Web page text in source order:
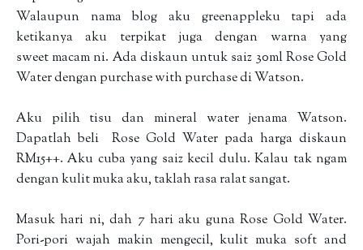
Walaupun nama blog aku greenappleku tapi ada
ketikanya aku terpikat juga dengan warna yang
sweet macam ni. Ada diskaun untuk saiz 30ml Rose Gold
Water dengan purchase with purchase di Watson.
Aku pilih tisu dan mineral water jenama Watson.
Dapatlah beli Rose Gold Water pada harga diskaun
RM15++. Aku cuba yang saiz kecil dulu. Kalau tak ngam
dengan kulit muka aku, taklah rasa ralat sangat.
Masuk hari ni, dah 7 hari aku guna Rose Gold Water.
Pori-pori wajah makin mengecil, kulit muka soft and